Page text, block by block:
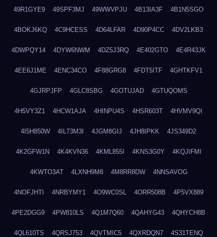
49R1GYE9 49SPF3MJ 49WWVPJU 4B13IA3F 4B1N5SGO
4BOKJ6KQ 4C9HCESS 4D64LFAR 4D90P4CC 4DV2LKB3
4DWPQY14 4DYW6NWM 4DZ5J3RQ 4E402GTO 4E4R43JK
4EE6J1ME 4ENC34CO 4F88GRG8 4FDT5ITF 4GHTKFV1
4GJRPJFP 4GLC8SBG 4GOTUJAD 4GTUQOMS
4H5VY3Z1 4HCW1AJA 4HINPU4S 4HSR603T 4HVMV9QI
4I5H850W 4IL73M3I 4JGM8GIJ 4JH8IPKK 4JS349D2
4K2GFW1N 4K4KVN36 4KML855I 4KNS3G0Y 4KQJIFMI
4KWTO3AT 4LXNH9M8 4M8RR8DW 4NNSAVOG
4NOFJHTI 4NRBYMY1 4O9WC0SL 4ORR508B 4P5VX889
4PE2DGG9 4PW810LS 4Q1M7Q60 4QAHYG43 4QHYCH8B
4QL610TS 4QRSJ753 4QVTMIC5 4QXRDQN7 4S31TENQ